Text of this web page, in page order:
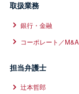
取扱業務
銀行・金融
コーポレート／M&A
担当弁護士
辻本哲郎